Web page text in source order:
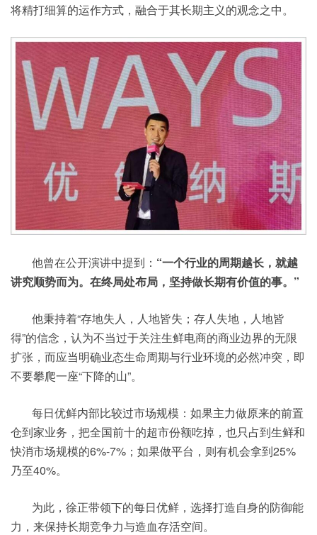
将精打细算的运作方式，融合于其长期主义的观念之中。
他曾在公开演讲中提到： “一个行业的周期越长，就越
讲究顺势而为。在终局处布局，坚持做长期有价值的事。”
他秉持着“存地失人，人地皆失；存人失地，人地皆
得”的信念，认为不当过于关注生鲜电商的商业边界的无限
扩张，而应当明确业态生命周期与行业环境的必然冲突，即
不要攀爬一座“下降的山”。
每日优鲜内部比较过市场规模：如果主力做原来的前置
仓到家业务，把全国前十的超市份额吃掉，也只占到生鲜和
快消市场规模的6%-7%；如果做平台，则有机会拿到25%
乃至40%。
为此，徐正带领下的每日优鲜，选择打造自身的防御能
力，来保持长期竞争力与造血存活空间。